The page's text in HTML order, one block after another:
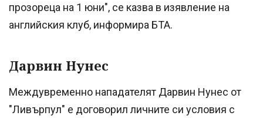
прозореца на 1 юни", се казва в изявление на
английския клуб, информира БТА.
Дарвин Нунес
Междувременно нападателят Дарвин Нунес от
"Ливърпул" е договорил личните си условия с